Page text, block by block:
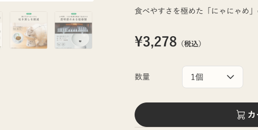
食べやすさを極めた「にゃにゃめ
¥3,278 （税込）
数量